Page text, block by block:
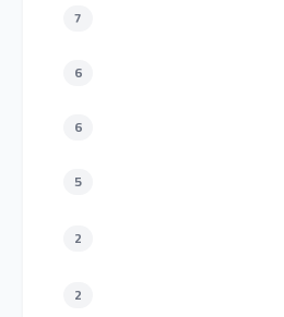
7
6
6
5
2
2